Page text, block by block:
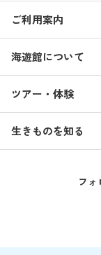
ご利用案内
入館料・その他
交通アクセス・
館内情報
よくある質問・
海遊館について
特別企画展
はじめての海遊館
ツアー・体験
海遊館ガイドツ
音声ガイド / 海
生きものたちの
生きものを知る
環境保全への取
フォ